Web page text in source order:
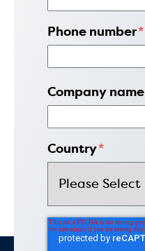
Phone number*
Company name
Country*